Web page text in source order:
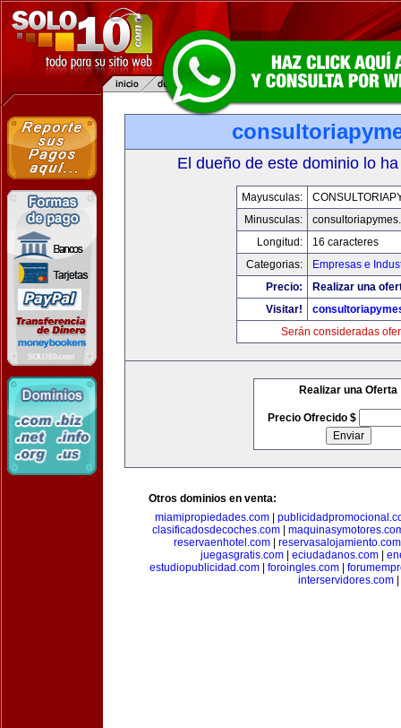
El dueño de este dominio lo
Mayusculas:
Minusculas:
Longitud:
16 caracteres
Categorias:
Empresas e
Precio:
Realizar una
Visitar!
Serán consideradas
Realizar una Oferta
Precio Ofrecido $
Otros dominios en venta:
miamipropiedades.com
clasificadosdecoches.com
reservaenhotel.com| reservasalojamiento.com
juegasgratis.com
eciudadanos.com
estudiopublicidad.com| foroingles.com|
interservidores.com|